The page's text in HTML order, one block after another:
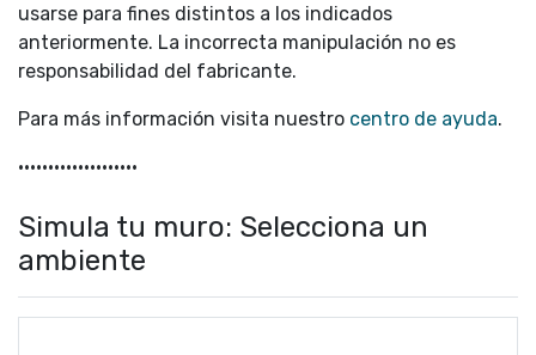
usarse para fines distintos a los indicados
anteriormente. La incorrecta manipulación no es
responsabilidad del fabricante.
Para más información visita nuestro centro de ayuda.
••••••••••••••••••••
Simula tu muro: Selecciona un
ambiente